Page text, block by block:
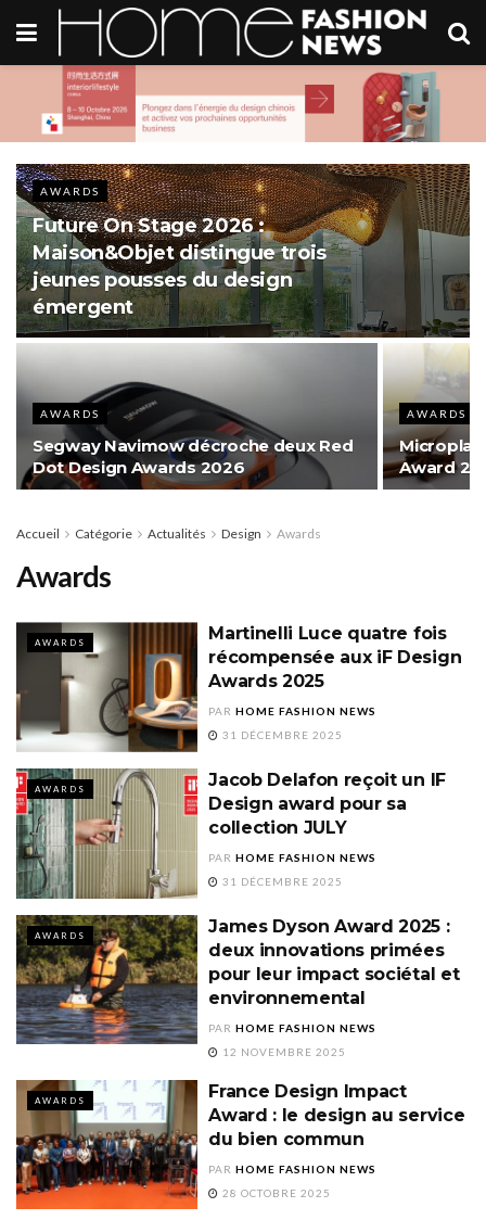
AWARDS
Future On Stage 2026 :
Maison&Objet distingue trois
jeunes pousses du design
émergent
AWARDS
Segway Navimow décroche deux Red
Dot Design Awards 2026
AWARDS
Award
Accueil Catégorie Actualités Design Awards
Awards
AWARDS
Martinelli Luce quatre fois
récompensée aux iF Design
Awards 2025
PAR HOME FASHION NEWS
31 DÉCEMBRE 2025
AWARDS
Jacob Delafon reçoit un IF
Design award pour sa
collection JULY
PAR HOME FASHION NEWS
31 DÉCEMBRE 2025
AWARDS
James Dyson Award 2025 :
deux innovations primées
pour leur impact sociétal et
environnemental
PAR HOME FASHION NEWS
12 NOVEMBRE 2025
AWARDS
France Design Impact
Award : le design au service
du bien commun
PAR HOME FASHION NEWS
28 OCTOBRE 2025